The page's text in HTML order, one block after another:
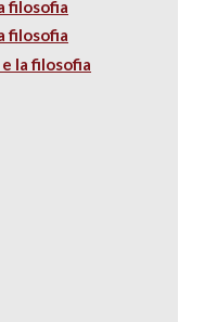
filosofia
filosofia
la filosofia